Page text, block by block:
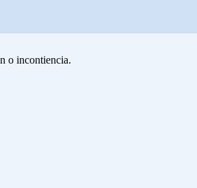
o incontiencia.